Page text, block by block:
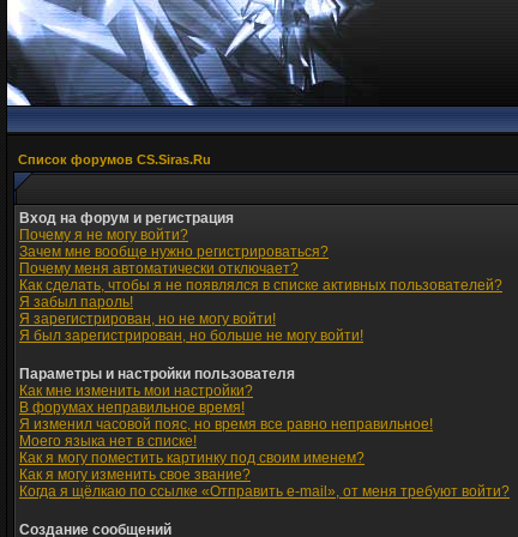
Список форумов CS.Siras.Ru
Вход на форум и регистрация
Почему я не могу войти?
Зачем мне вообще нужно регистрироваться?
Почему меня автоматически отключает?
Как сделать, чтобы я не появлялся в списке активных пользователей?
Я забыл пароль!
Я зарегистрирован, но не могу войти!
Я был зарегистрирован, но больше не могу войти!
Параметры и настройки пользователя
Как мне изменить мои настройки?
В форумах неправильное время!
Я изменил часовой пояс, но время все равно неправильное!
Моего языка нет в списке!
Как я могу поместить картинку под своим именем?
Как я могу изменить свое звание?
Когда я щёлкаю по ссылке «Отправить e-mail», от меня требуют войти?
Создание сообщений